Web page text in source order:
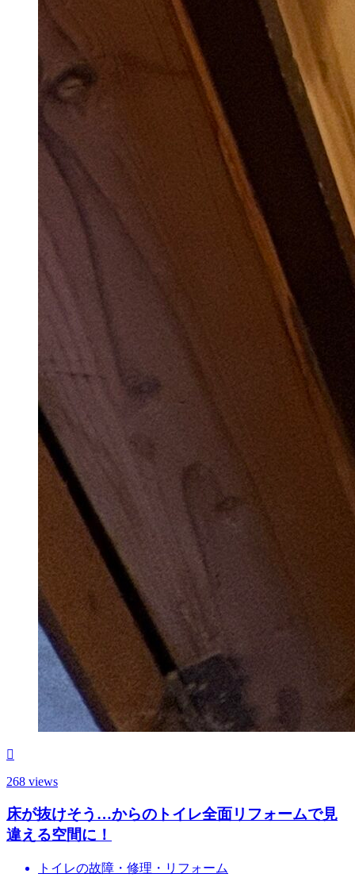
268 views
床が抜けそう…からのトイレ全面リフォームで見
違える空間に！
トイレの故障・修理・リフォーム